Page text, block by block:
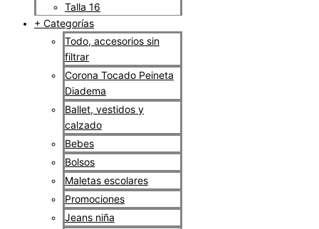
Talla 16
+ Categorías
Todo, accesorios sin
filtrar
Corona Tocado Peineta
Diadema
Ballet, vestidos y
calzado
Bebes
Bolsos
Maletas escolares
Promociones
Jeans niña